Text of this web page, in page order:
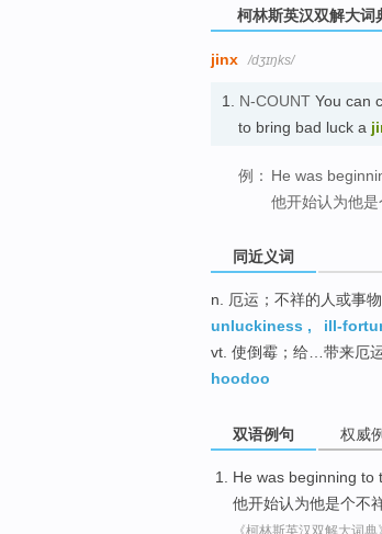
柯林斯英汉双解大词
jinx /dʒɪŋks/
1. N-COUNT You can
to bring bad luck a
例： He was
他开始认为他是
同近义词
n. 厄运；不祥的人或事物
unluckiness ,
ill-
vt. 使倒霉；给…带来厄
hoodoo
双语例句 权威
He was beginning to
他开始认为他是个不
《柯林斯英汉双解大词典》